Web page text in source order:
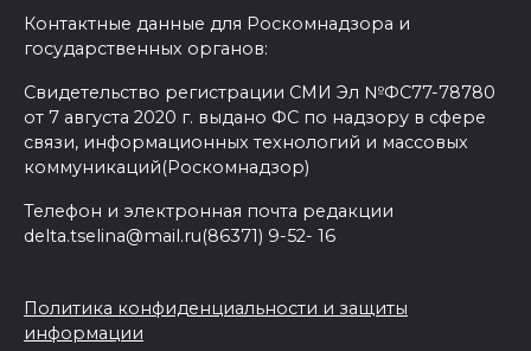
Контактные данные для Роскомнадзора и
государственных органов:
Свидетельство регистрации СМИ Эл №ФС77-78780
от 7 августа 2020 г. выдано ФС по надзору в сфере
связи, информационных технологий и массовых
коммуникаций(Роскомнадзор)
Телефон и электронная почта редакции
delta.tselina@mail.ru(86371) 9-52- 16
Политика конфиденциальности и защиты
информации